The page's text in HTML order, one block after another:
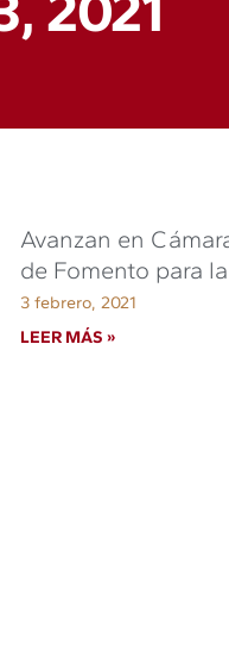
Avanzan en
de Fomento para
3 febrero, 2021
LEER MÁS »